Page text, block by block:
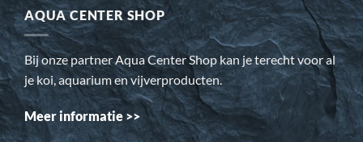
AQUA CENTER SHOP
Bij onze partner Aqua Center Shop kan je terecht voor al
je koi, aquarium en vijverproducten.
Meer informatie >>